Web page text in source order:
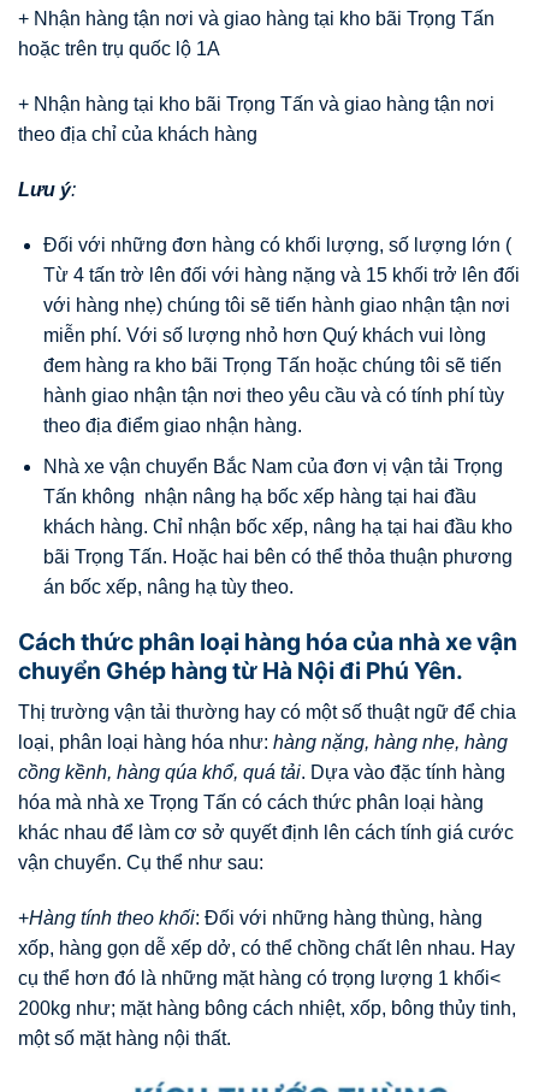
+ Nhận hàng tận nơi và giao hàng tại kho bãi Trọng Tấn
hoặc trên trụ quốc lộ 1A
+ Nhận hàng tại kho bãi Trọng Tấn và giao hàng tận nơi
theo địa chỉ của khách hàng
Lưu ý:
Đối với những đơn hàng có khối lượng, số lượng lớn (
Từ 4 tấn trờ lên đối với hàng nặng và 15 khối trở lên đối
với hàng nhẹ) chúng tôi sẽ tiến hành giao nhận tận nơi
miễn phí. Với số lượng nhỏ hơn Quý khách vui lòng
đem hàng ra kho bãi Trọng Tấn hoặc chúng tôi sẽ tiến
hành giao nhận tận nơi theo yêu cầu và có tính phí tùy
theo địa điểm giao nhận hàng.
Nhà xe vận chuyển Bắc Nam của đơn vị vận tải Trọng
Tấn không nhận nâng hạ bốc xếp hàng tại hai đầu
khách hàng. Chỉ nhận bốc xếp, nâng hạ tại hai đầu kho
bãi Trọng Tấn. Hoặc hai bên có thể thỏa thuận phương
án bốc xếp, nâng hạ tùy theo.
Cách thức phân loại hàng hóa của nhà xe vận
chuyển Ghép hàng từ Hà Nội đi Phú Yên.
Thị trường vận tải thường hay có một số thuật ngữ để chia
loại, phân loại hàng hóa như: hàng nặng, hàng nhẹ, hàng
cồng kềnh, hàng qúa khổ, quá tải. Dựa vào đặc tính hàng
hóa mà nhà xe Trọng Tấn có cách thức phân loại hàng
khác nhau để làm cơ sở quyết định lên cách tính giá cước
vận chuyển. Cụ thể như sau:
+Hàng tính theo khối: Đối với những hàng thùng, hàng
xốp, hàng gọn dễ xếp dở, có thể chồng chất lên nhau. Hay
cụ thể hơn đó là những mặt hàng có trọng lượng 1 khối<
200kg như; mặt hàng bông cách nhiệt, xốp, bông thủy tinh,
một số mặt hàng nội thất.